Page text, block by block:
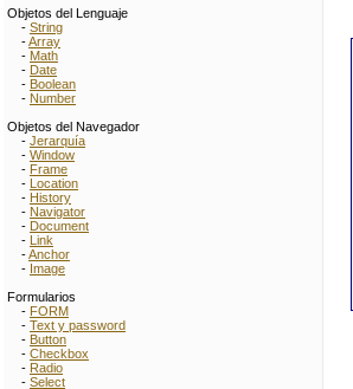
Objetos del Lenguaje
- String
-Array
- Math
- Date
- Boolean
- Number
Objetos del Navegador
- Jerarquía
- Window
- Frame
- Location
- History
- Navigator
- Document
- Link
-Anchor
- Image
Formularios
- FORM
- Text y password
- Button
- Checkbox
- Radio
- Select